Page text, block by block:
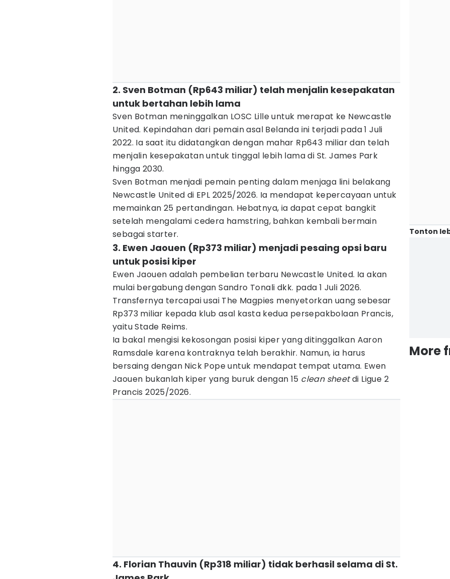
2. Sven Botman (Rp643 miliar) telah menjalin kesepakatan
untuk bertahan lebih lama
Sven Botman meninggalkan LOSC Lille untuk merapat ke Newcastle
United. Kepindahan dari pemain asal Belanda ini terjadi pada 1 Juli
2022. Ia saat itu didatangkan dengan mahar Rp643 miliar dan telah
menjalin kesepakatan untuk tinggal lebih lama di St. James Park
hingga 2030.
Sven Botman menjadi pemain penting dalam menjaga lini belakang
Newcastle United di EPL 2025/2026. Ia mendapat kepercayaan untuk
memainkan 25 pertandingan. Hebatnya, ia dapat cepat bangkit
setelah mengalami cedera hamstring, bahkan kembali bermain
sebagai starter.
3. Ewen Jaouen (Rp373 miliar) menjadi pesaing opsi baru
untuk posisi kiper
Ewen Jaouen adalah pembelian terbaru Newcastle United. Ia akan
mulai bergabung dengan Sandro Tonali dkk. pada 1 Juli 2026.
Transfernya tercapai usai The Magpies menyetorkan uang sebesar
Rp373 miliar kepada klub asal kasta kedua persepakbolaan Prancis,
yaitu Stade Reims.
Ia bakal mengisi kekosongan posisi kiper yang ditinggalkan Aaron
Ramsdale karena kontraknya telah berakhir. Namun, ia harus
bersaing dengan Nick Pope untuk mendapat tempat utama. Ewen
Jaouen bukanlah kiper yang buruk dengan 15 clean sheetdi Ligue 2
Prancis 2025/2026.
4. Florian Thauvin (Rp318 miliar) tidak berhasil selama di St.
Tonton
More